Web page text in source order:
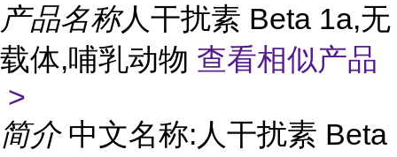
产品名称人干扰素 Beta 1a,无
载体,哺乳动物 查看相似产品
>
简介 中文名称:人干扰素 Beta